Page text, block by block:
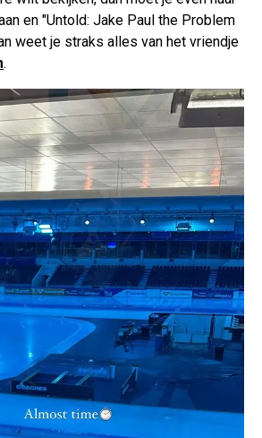
en "Untold: Jake Paul the Problem
weet je straks alles van het vriendje
.